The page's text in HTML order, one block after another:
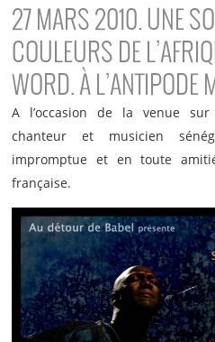
27 MARS 2010. UNE
COULEURS DE
WORD. À L’ANTIPODE
A l’occasion de la venue sur
chanteur et musicien
impromptue et en toute
française.